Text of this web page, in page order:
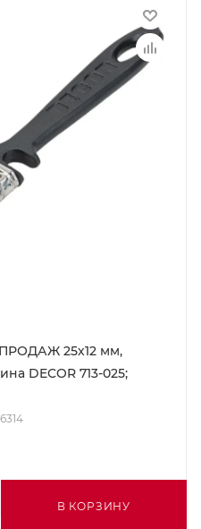
25х12 мм,
DECOR 713-025;
В КОРЗИНУ